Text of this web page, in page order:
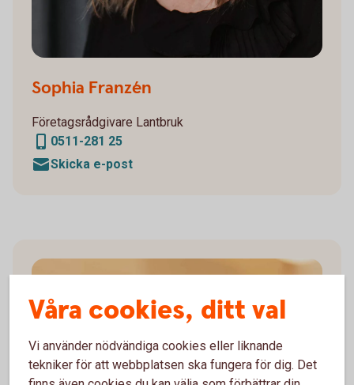
Sophia Franzén
Företagsrådgivare Lantbruk
0511-281 25
Skicka e-post
Våra cookies, ditt val
Vi använder nödvändiga cookies eller liknande
tekniker för att webbplatsen ska fungera för dig. Det